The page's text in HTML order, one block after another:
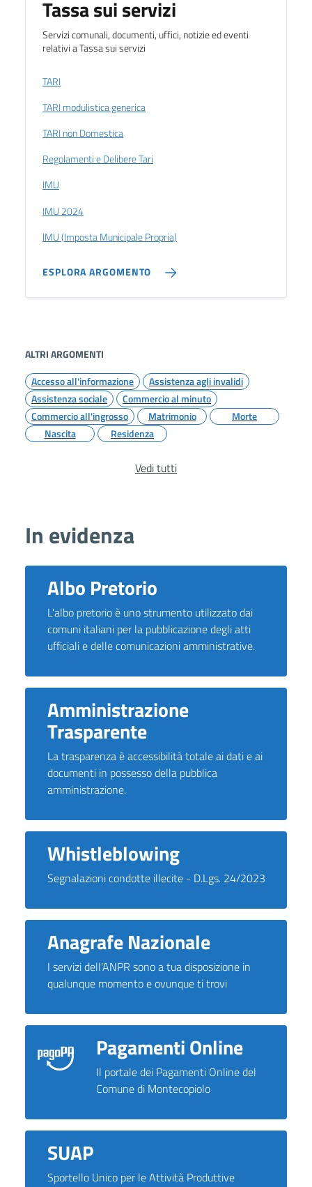
Tassa sui servizi
Servizi comunali, documenti, uffici, notizie ed eventi
relativi a Tassa sui servizi
TARI
TARI modulistica generica
TARI non Domestica
Regolamenti e Delibere Tari
IMU
IMU 2024
IMU (Imposta Municipale Propria)
ESPLORA ARGOMENTO
ALTRI ARGOMENTI
Accesso all'informazione
Assistenza agli invalidi
Assistenza sociale
Commercio al minuto
Commercio all'ingrosso
Matrimonio
Morte
Nascita
Residenza
Vedi tutti
In evidenza
Albo Pretorio
L'albo pretorio è uno strumento utilizzato dai
comuni italiani per la pubblicazione degli atti
ufficiali e delle comunicazioni amministrative.
Amministrazione
Trasparente
La trasparenza è accessibilità totale ai dati e ai
documenti in possesso della pubblica
amministrazione.
Whistleblowing
Segnalazioni condotte illecite - D.Lgs. 24/2023
Anagrafe Nazionale
I servizi dell'ANPR sono a tua disposizione in
qualunque momento e ovunque ti trovi
Pagamenti Online
Il portale dei Pagamenti Online del
Comune di Montecopiolo
SUAP
Sportello Unico per le Attività Produttive